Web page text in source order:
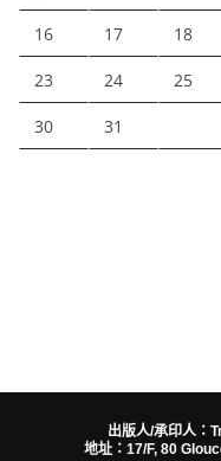
16 17 18
23 24 25
30 31
出版人/承印人：
地址：17/F, 80